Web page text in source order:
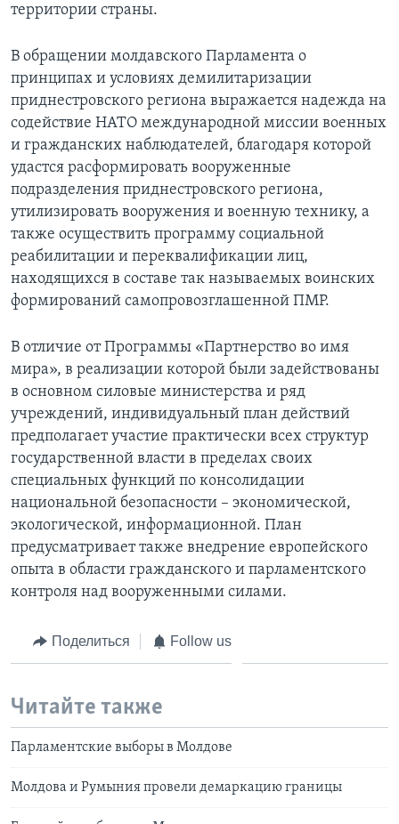
территории страны.
В обращении молдавского Парламента о
принципах и условиях демилитаризации
приднестровского региона выражается надежда на
содействие НАТО международной миссии военных
и гражданских наблюдателей, благодаря которой
удастся расформировать вооруженные
подразделения приднестровского региона,
утилизировать вооружения и военную технику, а
также осуществить программу социальной
реабилитации и переквалификации лиц,
находящихся в составе так называемых воинских
формирований самопровозглашенной ПМР.
В отличие от Программы «Партнерство во имя
мира», в реализации которой были задействованы
в основном силовые министерства и ряд
учреждений, индивидуальный план действий
предполагает участие практически всех структур
государственной власти в пределах своих
специальных функций по консолидации
национальной безопасности – экономической,
экологической, информационной. План
предусматривает также внедрение европейского
опыта в области гражданского и парламентского
контроля над вооруженными силами.
Поделиться Follow us
Читайте также
Парламентские выборы в Молдове
Молдова и Румыния провели демаркацию границы